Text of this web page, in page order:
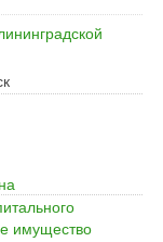
имущество